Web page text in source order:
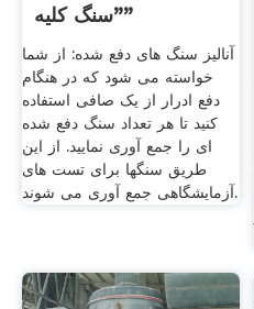
"سنگ کلیه"
آنالیز سنگ های دفع شده: از شما
خواسته می شود که در هنگام
دفع ادرار از یک صافی استفاده
کنید تا هر تعداد سنگ دفع شده
ای را جمع آوری نمایید. از این
طریق سنگها برای تست های
آزمایشگاهی جمع آوری می شوند.